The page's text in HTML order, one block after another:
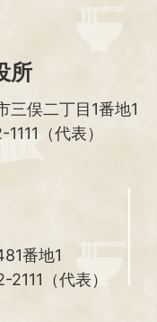
所
三俣二丁目1番地1
（代表）
番地1
（代表）